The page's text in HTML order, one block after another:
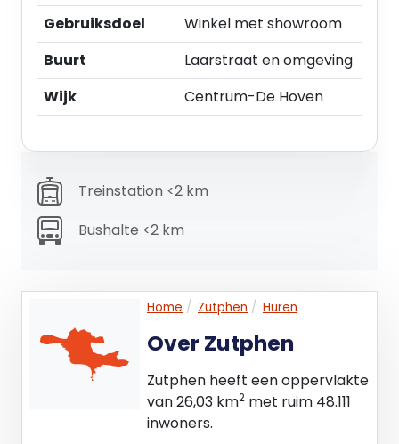
HUURBETALING: per maand vooruit.
ZEKERHEIDSSTELLING: bankgarantie c.q.
waarborgsom ter grootte van minimaal 3
maanden huur incl. BTW.
INDEXERING: jaarlijks conform het prijsindexcijfer
gepubliceerd door het CBS (CPI).
Zaken (ROZ) met bijbehorende Algemene
Bepalingen.
OVERIG: deelverhuur is niet mogelijk.
GUNNING: de verhuurder behoudt zich het recht
van gunning voor.
Gebruiksdoel
Winkel met showroom
Buurt
Laarstraat en omgeving
Wijk
Centrum-De Hoven
Treinstation <2 km
Bushalte <2 km
Home Zutphen Huren
Over Zutphen
Zutphen heeft een oppervlakte
van 26,03 km2 met ruim 48.111
inwoners.